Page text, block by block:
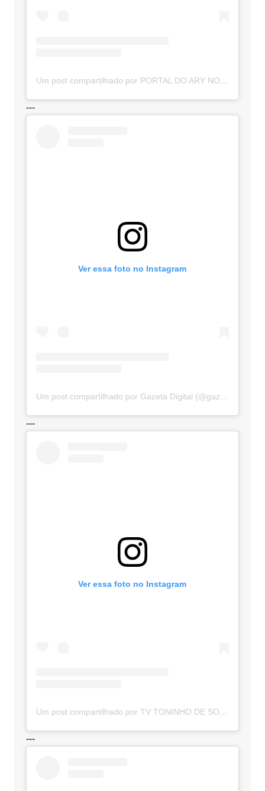
Um post compartilhado por PORTAL DO ARY NOTÍCIAS (@portaldoarynoticias)
---
Ver essa foto no Instagram
Um post compartilhado por Gazeta Digital (@gazetadigital)
---
Ver essa foto no Instagram
Um post compartilhado por TV TONINHO DE SOUZA (@toninhodesouzamt)
---